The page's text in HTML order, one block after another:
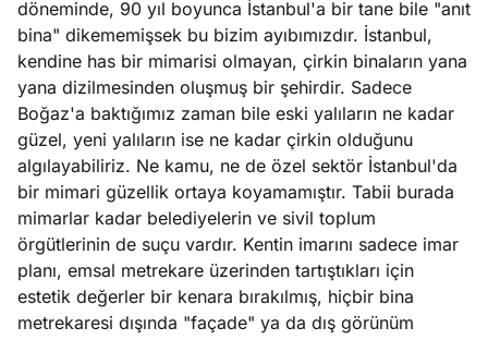
döneminde, 90 yıl boyunca İstanbul'a bir tane bile "anıt
bina" dikememişsek bu bizim ayıbımızdır. İstanbul,
kendine has bir mimarisi olmayan, çirkin binaların yana
yana dizilmesinden oluşmuş bir şehirdir. Sadece
Boğaz'a baktığımız zaman bile eski yalıların ne kadar
güzel, yeni yalıların ise ne kadar çirkin olduğunu
algılayabiliriz. Ne kamu, ne de özel sektör İstanbul'da
bir mimari güzellik ortaya koyamamıştır. Tabii burada
mimarlar kadar belediyelerin ve sivil toplum
örgütlerinin de suçu vardır. Kentin imarını sadece imar
planı, emsal metrekare üzerinden tartıştıkları için
estetik değerler bir kenara bırakılmış, hiçbir bina
metrekaresi dışında "façade" ya da dış görünüm